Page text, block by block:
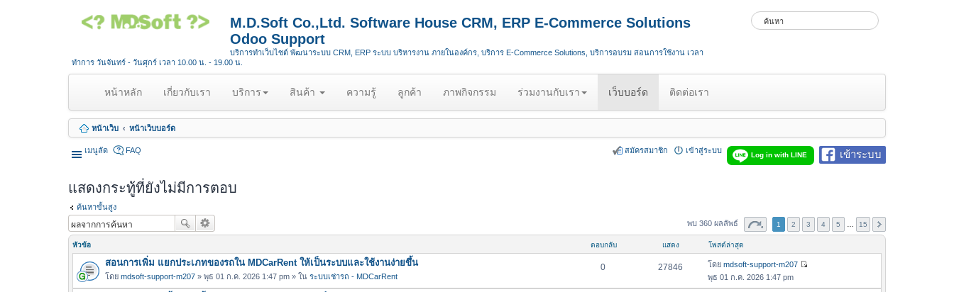
M.D.Soft Co.,Ltd. Software House CRM, ERP E-Commerce Solutions
Odoo Support
บริการทำเว็บไซต์ พัฒนาระบบ CRM, ERP ระบบ บริหารงาน ภายในองค์กร, บริการ E-Commerce Solutions, บริการอบรม สอนการใช้งาน เวลา
ทำการ วันจันทร์ - วันศุกร์ เวลา 10.00 น. - 19.00 น.
หน้าหลัก(
u
r
n
t
เกี่ยวกับเรา บริการ สินค้า ความรู้ ลูกค้า ภาพกิจกรรม ร่วมงานกับเรา เว็บบอร์ด ติดต่อเรา
หน้าเว็บ หน้าเว็บบอร์ด
เมนูลัด เข้าระบบ
Log in with LINE
FAQ เข้าสู่ระบบ
สมัครสมาชิก
แสดงกระทู้ที่ยังไม่มีการตอบ
ค้นหาขั้นสูง
พบ 360 ผลลัพธ์
1 2 3 4 5 15
หัวข้อ ตอบกลับ แสดง โพสต์ล่าสุด
สอนการเพิ่ม แยกประเภทของรถใน MDCarRent ให้เป็นระบบและใช้งานง่ายขึ้น
โดย mdsoft-support-m207 » พุธ 01 ก.ค. 2026 1:47 pm » ใน ระบบเช่ารถ - MDCarRent
0 27846 โดย mdsoft-support-m207
ข้
พุธ 01 ก.ค. 2026 1:47 pm